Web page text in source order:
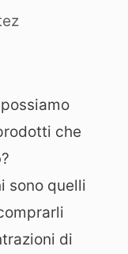
che
?
sono quelli
di